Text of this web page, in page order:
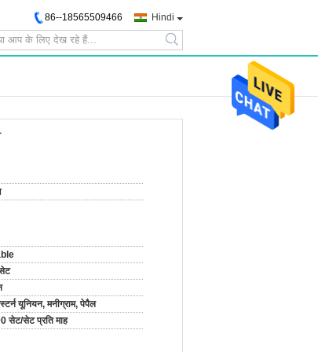
Hindi
86--18565509466
search
यूनियन, मनीग्राम, पेपैल
सेट/सेट प्रति माह